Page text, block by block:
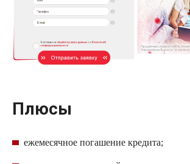
Плюсы
ежемесячное погашение кредита;